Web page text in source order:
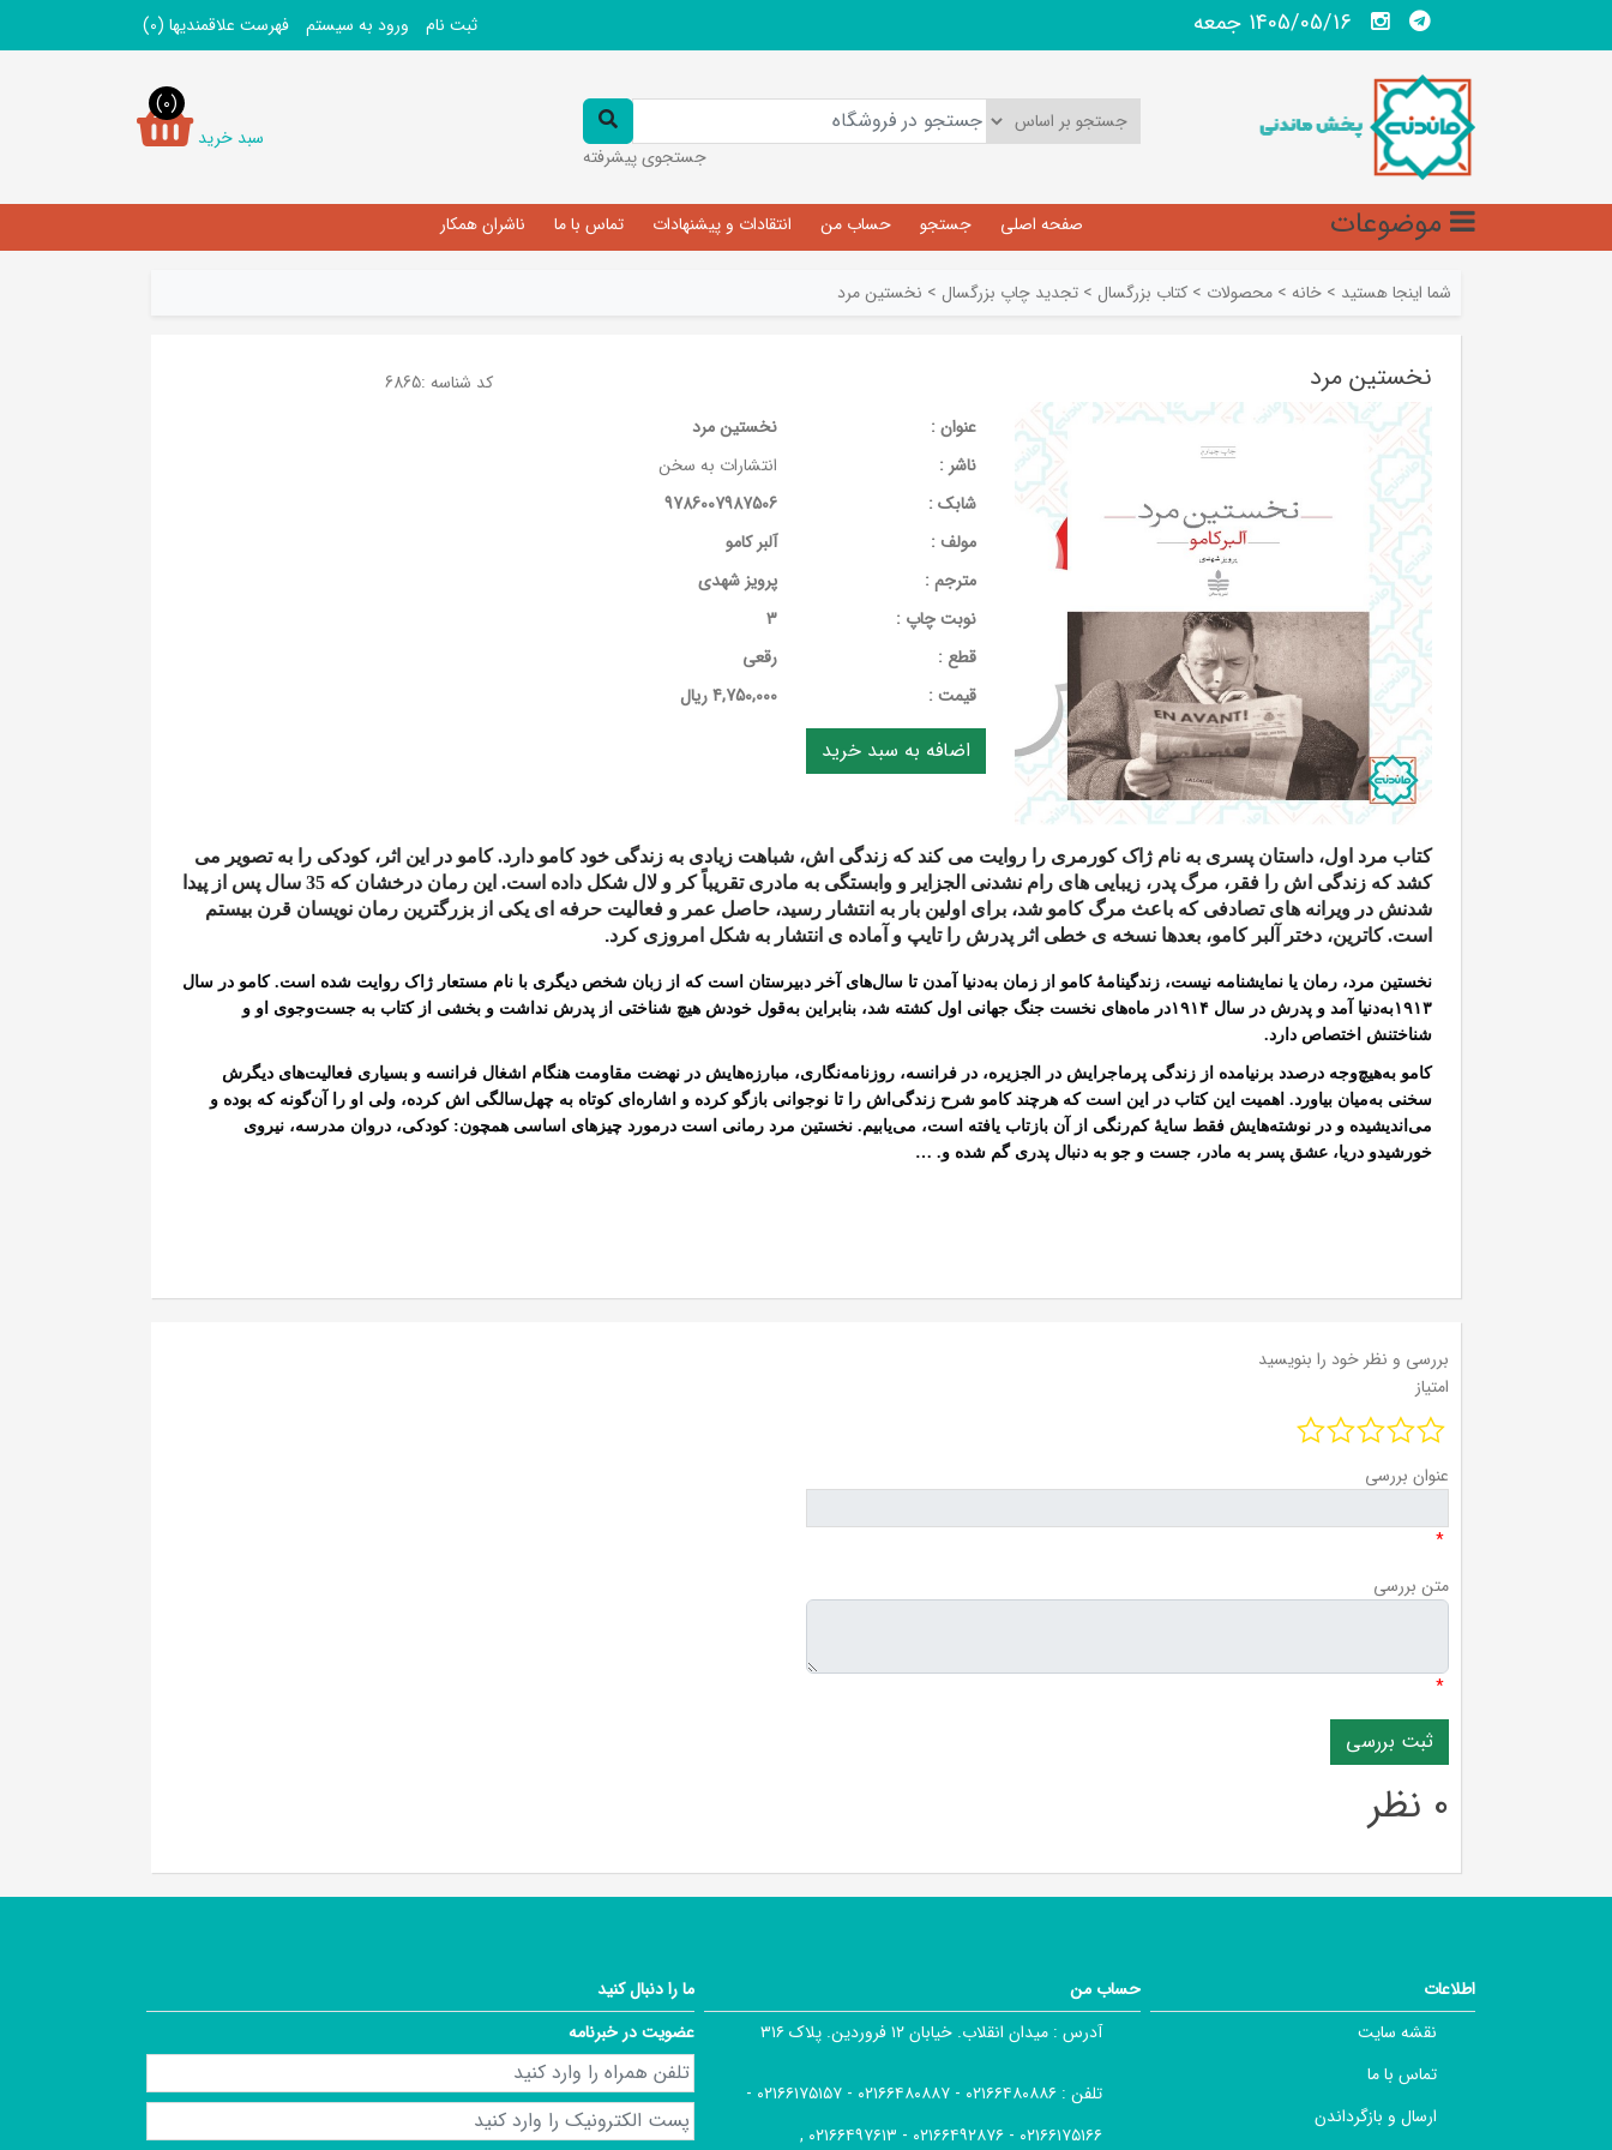
1405/05/16 جمعه ثبت نام ورود به سیستم فهرست علاقمندیها (0)
جستجوی پیشرفته
سبد خرید
(0)
موضوعات صفحه اصلی جستجو حساب من انتقادات و پیشنهادات تماس با ما ناشران همکار
شما اینجا هستید > خانه > محصولات > کتاب بزرگسال > تجديد چاپ بزرگسال > نخستین مرد
نخستین مرد کد شناسه :6865
عنوان :
نخستین مرد
ناشر :
انتشارات به سخن
شابک :
9786007987506
مولف :
آلبر کامو
مترجم :
پرویز شهدی
نوبت چاپ :
3
قطع :
رقعی
قيمت :
4,750,000 ریال
کتاب مرد اول، داستان پسری به نام ژاک کورمری را روایت می کند که زندگی اش، شباهت زیادی به زندگی خود کامو دارد. کامو در این اثر، کودکی را به تصویر می
کشد که زندگی اش را فقر، مرگ پدر، زیبایی های رام نشدنی الجزایر و وابستگی به مادری تقریباً کر و لال شکل داده است. این رمان درخشان که 35 سال پس از پیدا
شدنش در ویرانه های تصادفی که باعث مرگ کامو شد، برای اولین بار به انتشار رسید، حاصل عمر و فعالیت حرفه ای یکی از بزرگترین رمان نویسان قرن بیستم
است. کاترین، دختر آلبر کامو، بعدها نسخه ی خطی اثر پدرش را تایپ و آماده ی انتشار به شکل امروزی کرد.
نخستین مرد، رمان یا نمایشنامه نیست، زندگینامۀ کامو از زمان به‌دنیا آمدن تا سال‌های آخر دبیرستان است که از زبان شخص دیگری با نام مستعار ژاک روایت شده است. کامو در سال
۱۹۱۳به‌دنیا آمد و پدرش در سال ۱۹۱۴در ماه‌های نخست جنگ جهانی اول کشته شد، بنابراین به‌قول خودش هیچ شناختی از پدرش نداشت و بخشی از کتاب به جست‌وجوی او و
شناختنش اختصاص دارد.
کامو به‌هیچ‌وجه درصدد برنیامده از زندگی پرماجرایش در الجزیره، در فرانسه، روزنامه‌نگاری، مبارزه‌هایش در نهضت مقاومت هنگام اشغال فرانسه و بسیاری فعالیت‌های دیگرش
سخنی به‌میان بیاورد. اهمیت این کتاب در این است که هرچند کامو شرح زندگی‌اش را تا نوجوانی بازگو کرده و اشاره‌ای کوتاه به چهل‌سالگی اش کرده، ولی او را آن‌گونه که بوده و
می‌اندیشیده و در نوشته‌هایش فقط سایۀ کم‌رنگی از آن بازتاب یافته است، می‌یابیم. نخستین مرد رمانی است درمورد چیزهای اساسی همچون: کودکی، دروان مدرسه، نیروی
خورشیدو دریا، عشق پسر به مادر، جست و جو به دنبال پدری گم شده و… .
بررسی و نظر خود را بنویسید
امتیاز
عنوان بررسی
*
متن بررسی
*
0 نظر
اطلاعات
نقشه سایت
تماس با ما
ارسال و بازگرداندن
حساب من
آدرس : میدان انقلاب. خیابان ۱۲ فروردین. پلاک ۳۱۶
تلفن :
۰۲۱۶۶۴۸۰۸۸۶ - ۰۲۱۶۶۴۸۰۸۸۷ - ۰۲۱۶۶۱۷۵۱۵۷ -
۰۲۱۶۶۱۷۵۱۶۶ - ۰۲۱۶۶۴۹۲۸۷۶ - ۰۲۱۶۶۴۹۷۶۱۳ ,
ما را دنبال کنید
عضویت در خبرنامه